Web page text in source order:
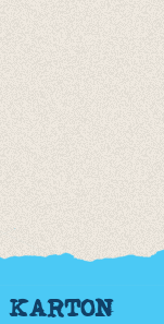
KARTON